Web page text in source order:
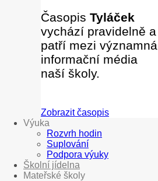
Časopis Tyláček
vychází pravidelně a
patří mezi významná
informační média
naší školy.
Zobrazit časopis
Výuka
Rozvrh hodin
Suplování
Podpora výuky
Školní jídelna
Mateřské školy